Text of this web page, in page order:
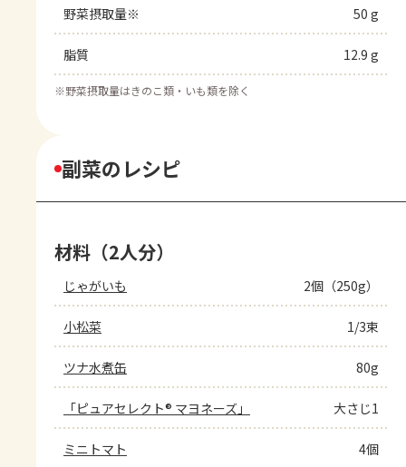
野菜摂取量※ 50 g
脂質 12.9 g
※野菜摂取量はきのこ類・いも類を除く
副菜のレシピ
材料（2人分）
じゃがいも 2個（250g）
小松菜 1/3束
ツナ水煮缶 80g
「ピュアセレクト® マヨネーズ」 大さじ1
ミニトマト 4個